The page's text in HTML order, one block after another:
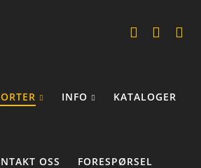
INFO KATALOGER
OSS FORESPØRSEL